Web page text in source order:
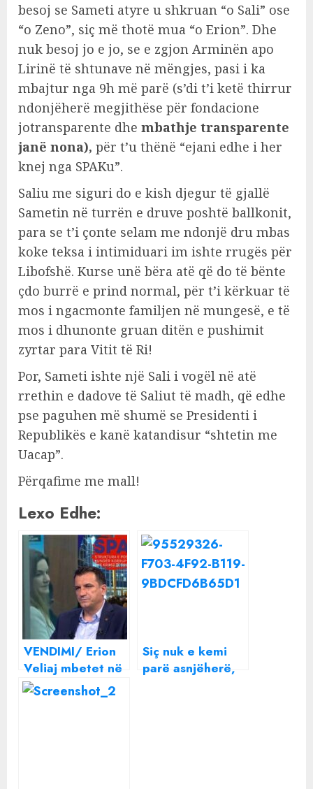
besoj se Sameti atyre u shkruan “o Sali” ose
“o Zeno”, siç më thotë mua “o Erion”. Dhe
nuk besoj jo e jo, se e zgjon Arminën apo
Lirinë të shtunave në mëngjes, pasi i ka
mbajtur nga 9h më parë (s’di t’i ketë thirrur
ndonjëherë megjithëse për fondacione
jotransparente dhe mbathje transparente
janë nona), për t’u thënë “ejani edhe i her
knej nga SPAKu”.
Saliu me siguri do e kish djegur të gjallë
Sametin në turrën e druve poshtë ballkonit,
para se t’i çonte selam me ndonjë dru mbas
koke teksa i intimiduari im ishte rrugës për
Libofshë. Kurse unë bëra atë që do të bënte
çdo burrë e prind normal, për t’i kërkuar të
mos i ngacmonte familjen në mungesë, e të
mos i dhunonte gruan ditën e pushimit
zyrtar para Vitit të Ri!
Por, Sameti ishte një Sali i vogël në atë
rrethin e dadove të Saliut të madh, që edhe
pse paguhen më shumë se Presidenti i
Republikës e kanë katandisur “shtetin me
Uacap”.
Përqafime me mall!
Lexo Edhe:
VENDIMI/ Erion
Veliaj mbetet në
burg, ndryshon
masa për Ajola
Siç nuk e kemi
parë asnjëherë,